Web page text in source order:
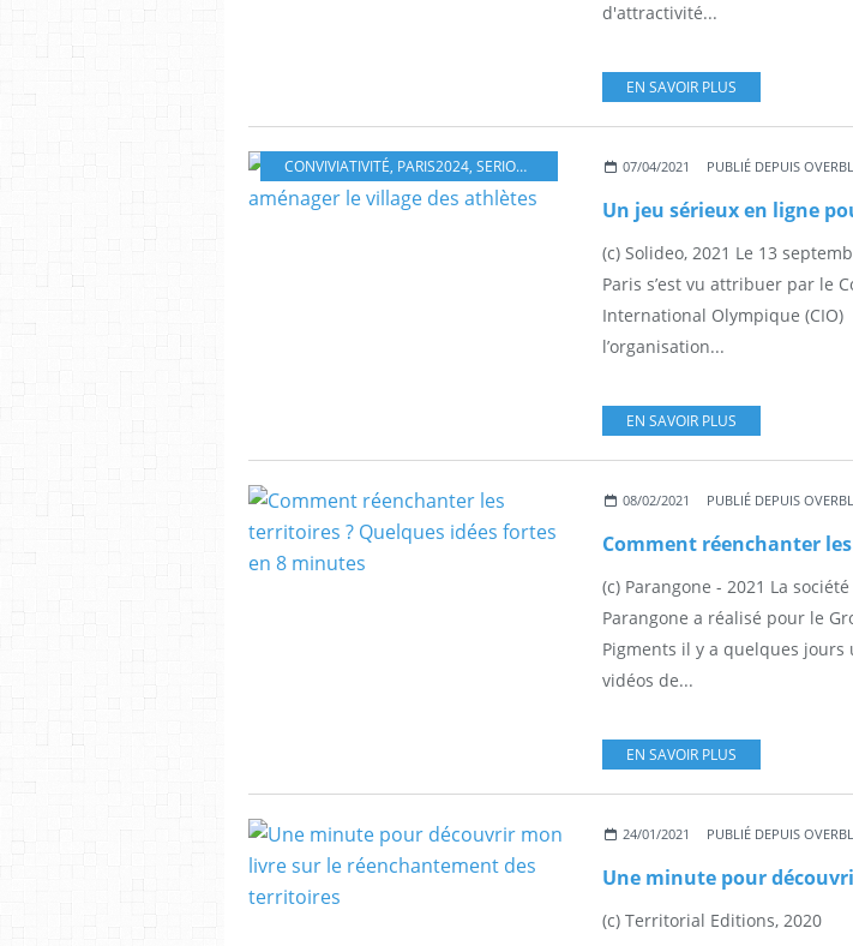
d'attractivité...
EN SAVOIR PLUS
CONVIVIATIVITÉ, PARIS2024, SERIOUS GAME 07/04/2021 PUBLIÉ DEPUIS
(c) Solideo, 2021 Le 13
Paris s’est vu attribuer par le
International Olympique (CIO)
l’organisation...
EN SAVOIR PLUS
08/02/2021 PUBLIÉ DEPUIS
(c) Parangone - 2021 La société
Parangone a réalisé pour le
Pigments il y a quelques jours
vidéos de...
EN SAVOIR PLUS
24/01/2021 PUBLIÉ DEPUIS
(c) Territorial Editions, 2020